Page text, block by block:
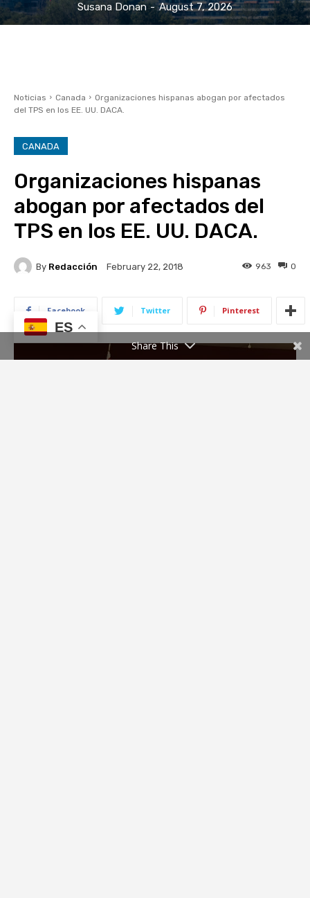
Susana Donan - August 7, 2026
ES
Share This